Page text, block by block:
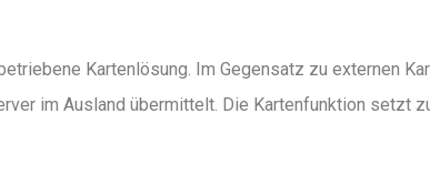
Kartenlösung. Im Gegensatz zu externen
im Ausland übermittelt. Die Kartenfunktion setzt